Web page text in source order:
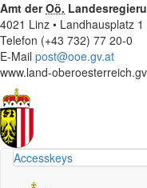
Amt derOö.
4021 Linz • Landhausplatz 1
Telefon (+43 732) 77 20-0
E-Mail post@ooe.gv.at
www.land-
Accesskeys